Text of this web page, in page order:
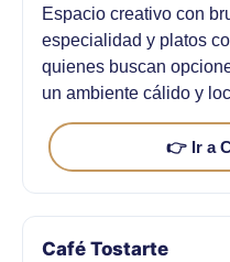
Espacio creativo con
especialidad y platos
quienes buscan
un ambiente cálido y
👉 Ir a
Café Tostarte